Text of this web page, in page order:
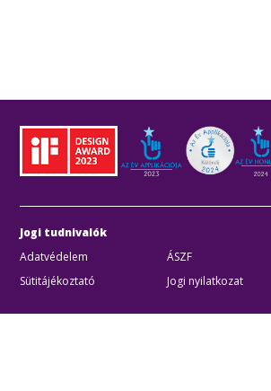
Jogi tudnivalók
Adatvédelem
ÁSZF
Sütitájékoztató
Jogi nyilatkozat